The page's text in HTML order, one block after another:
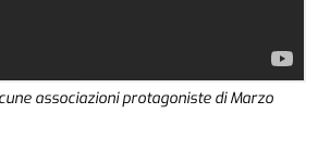
associazioni protagoniste di Marzo